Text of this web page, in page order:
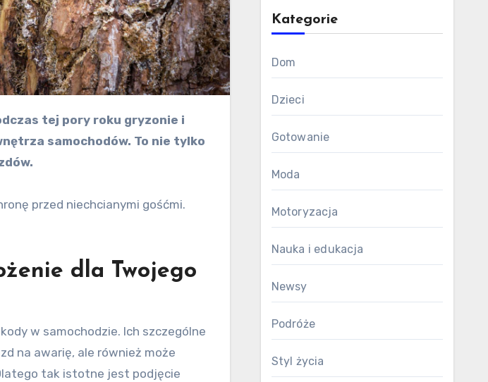
samochodów. To nie tylko
przed niechcianymi gośćmi.
dla Twojego
w samochodzie. Ich szczególne
na awarię, ale również może
tak istotne jest podjęcie
Kategorie
Dom
Dzieci
Gotowanie
Moda
Motoryzacja
Nauka i edukacja
Newsy
Podróże
Styl życia